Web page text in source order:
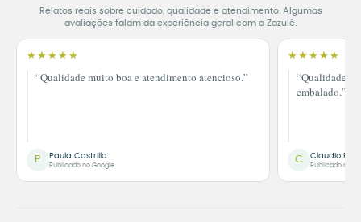
Relatos reais sobre cuidado, qualidade e atendimento. Algumas
avaliações falam da experiência geral com a Zazulê.
★★★★★
“Qualidade muito boa e atendimento atencioso.”
P Paula Castrillo
Publicado no Google
★★★★★
“Qualidade
embalado.”
C Claudio
Publicado no